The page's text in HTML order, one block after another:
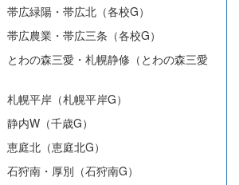
緑陽・帯広北（各校G）
農業・帯広三条（各校G）
の森三愛・札幌静修（とわの森三愛
平岸（札幌平岸G）
W（千歳G）
北（恵庭北G）
狩南・厚別（石狩南G）